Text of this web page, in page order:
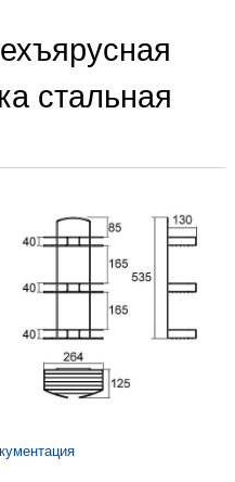
стальная